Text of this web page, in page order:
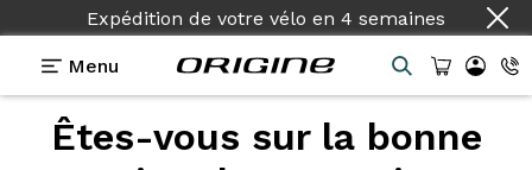
Expédition de votre vélo en 4 semaines
Pays : Français
Menu
Êtes-vous sur la bonne
Avis ettémoignages des